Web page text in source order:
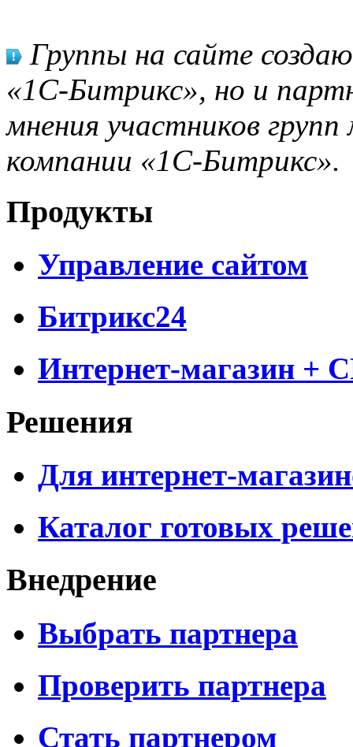
Группы на сайте
«1С-Битрикс», но и
мнения участников
компании «1С-Битрикс».
Продукты
Управление сайтом
Битрикс24
Интернет-магазин +
Решения
Для интернет-
Каталог готовых
Внедрение
Выбрать партнера
Проверить партнера
Стать партнером